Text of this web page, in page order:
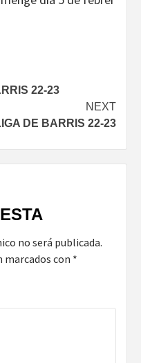
22-23
NEXT
DE BARRIS 22-23
no será publicada.
con *